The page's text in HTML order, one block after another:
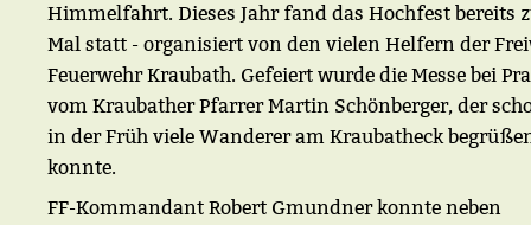
Himmelfahrt. Dieses Jahr fand das Hochfest bereits
Mal statt - organisiert von den vielen Helfern der
Feuerwehr Kraubath. Gefeiert wurde die Messe bei
vom Kraubather Pfarrer Martin Schönberger, der
in der Früh viele Wanderer am Kraubatheck
konnte.
FF-Kommandant Robert Gmundner konnte neben